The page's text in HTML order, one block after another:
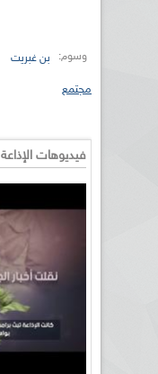
وسوم: بن غبريت
مجتمع
فيديوهات الإذاعة